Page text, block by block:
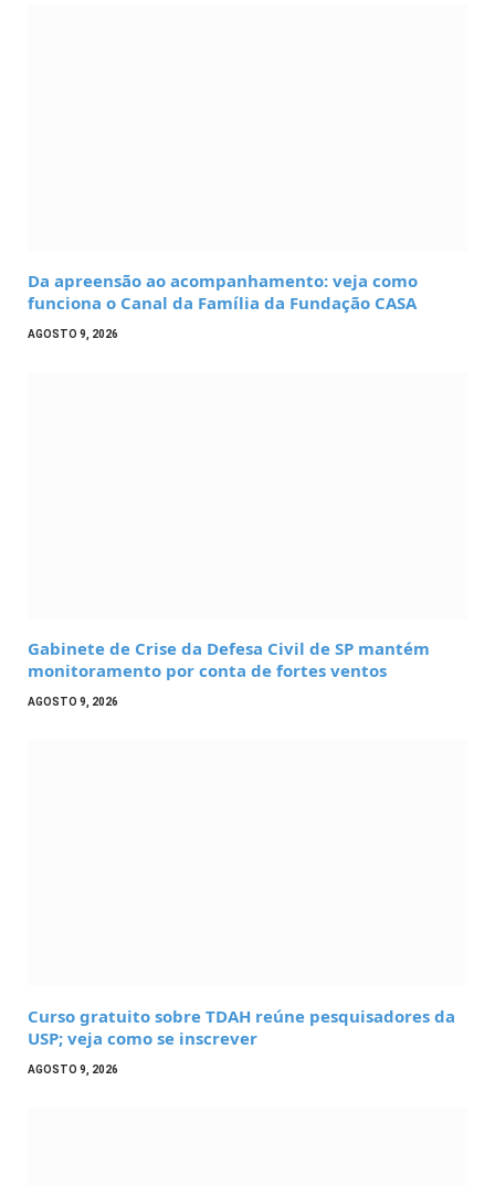
Da apreensão ao acompanhamento: veja como
funciona o Canal da Família da Fundação CASA
AGOSTO 9, 2026
Gabinete de Crise da Defesa Civil de SP mantém
monitoramento por conta de fortes ventos
AGOSTO 9, 2026
Curso gratuito sobre TDAH reúne pesquisadores da
USP; veja como se inscrever
AGOSTO 9, 2026